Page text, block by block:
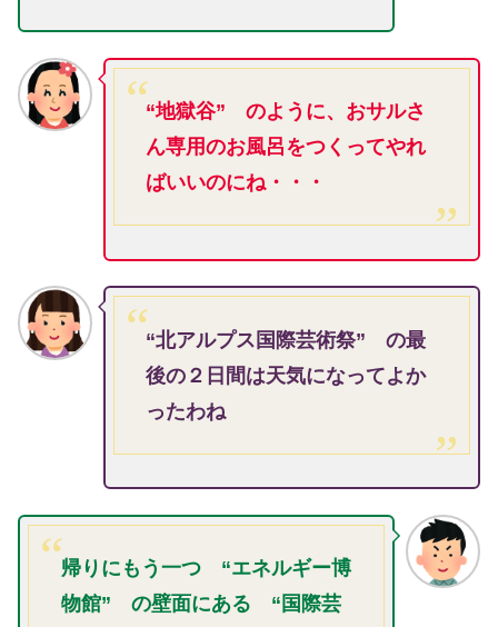
“地獄谷” のように、おサルさ
ん専用のお風呂をつくってやれ
ばいいのにね・・・
“北アルプス国際芸術祭” の最
後の２日間は天気になってよか
ったわね
帰りにもう一つ “エネルギー博
物館” の壁面にある “国際芸